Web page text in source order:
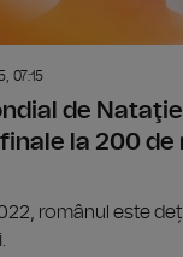
07:15
de
la 200 de
românul este